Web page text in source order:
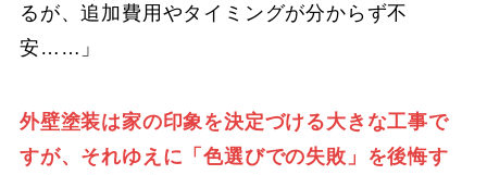
るが、追加費用やタイミングが分からず不
安……」
外壁塗装は家の印象を決定づける大きな工事で
すが、それゆえに「色選びでの失敗」を後悔す